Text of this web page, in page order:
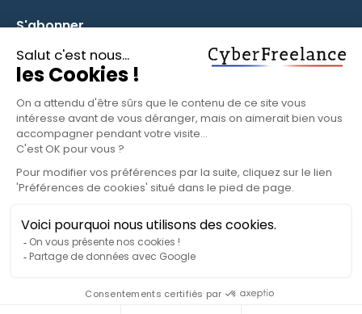
S'abonner
Inscrivez-vous à notre newsletter pour rester informé des
fonctionnalités et des nouveautés.
S'ABONNER
© 2025 CyberFreelance. Tous droits réservés.
Politique de confidentialité
Conditions d'utilisation